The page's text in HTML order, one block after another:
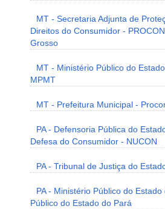
MT - Secretaria Adjunta de
Direitos do Consumidor -
Grosso
MT - Ministério Público do
MPMT
MT - Prefeitura Municipal -
PA - Defensoria Pública do
Defesa do Consumidor - NUCON
PA - Tribunal de Justiça do
PA - Ministério Público do
Público do Estado do Pará